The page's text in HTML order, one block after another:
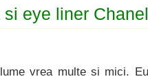
eye liner Chanel
vrea multe si mici.